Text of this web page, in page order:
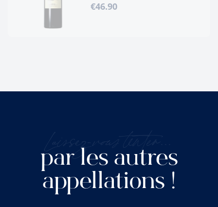
€46.90
Laissez-vous tenter...
par les autres
appellations !